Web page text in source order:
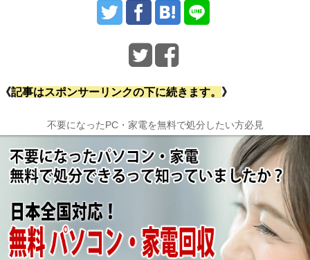
《記事はスポンサーリンクの下に続きます。 》
不要になったPC・家電を無料で処分したい方必見